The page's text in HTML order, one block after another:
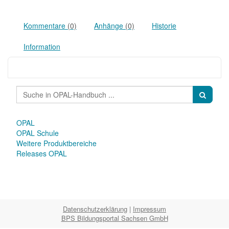
Kommentare (0) Anhänge (0) Historie
Information
OPAL
OPAL Schule
Weitere Produktbereiche
Releases OPAL
Datenschutzerklärung | Impressum
BPS Bildungsportal Sachsen GmbH